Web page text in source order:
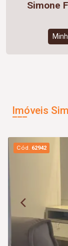
Simone
Imóveis
Cód. 62942